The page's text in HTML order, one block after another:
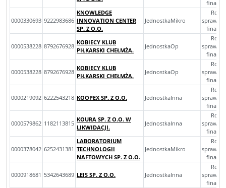
0000330693 9222983686
KNOWLEDGE
INNOVATION CENTER
SP. Z O.O.
JednostkaMikro
0000538228 8792676928
KOBIECY KLUB
PIŁKARSKI CHEŁMŻA.
JednostkaOp
0000538228 8792676928
KOBIECY KLUB
PIŁKARSKI CHEŁMŻA.
JednostkaOp
0000219092 6222543218 KOOPEX SP. Z O.O. JednostkaInna
0000579862 1182113815
KOURA SP. Z O.O. W
LIKWIDACJI.
JednostkaInna
0000378042 6252431381
LABORATORIUM
TECHNOLOGII
NAFTOWYCH SP. Z O.O.
JednostkaMikro
0000918681 5342643689 LEIS SP. Z O.O. JednostkaInna